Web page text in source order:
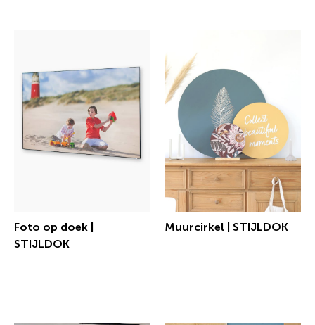
Foto op doek |
STIJLDOK
Muurcirkel | STIJLDOK